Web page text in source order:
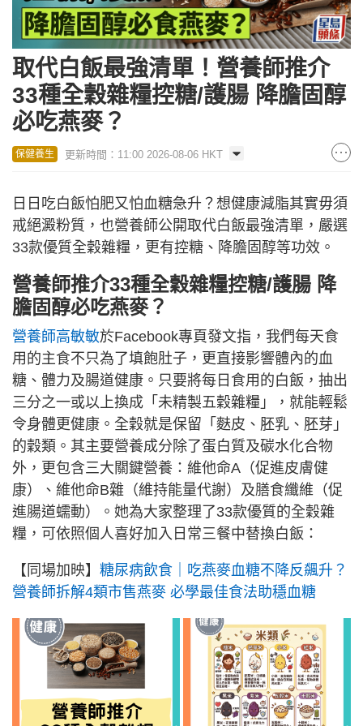
取代白飯最強清單！營養師推介
33種全穀雜糧控糖/護腸 降膽固醇
必吃燕麥？
保健養生 更新時間：11:00 2026-08-06 HKT
日日吃白飯怕肥又怕血糖急升？想健康減脂其實毋須
戒絕澱粉質，也營養師公開取代白飯最強清單，嚴選
33款優質全穀雜糧，更有控糖、降膽固醇等功效。
營養師推介33種全穀雜糧控糖/護腸 降
膽固醇必吃燕麥？
營養師高敏敏於Facebook專頁發文指，我們每天食
用的主食不只為了填飽肚子，更直接影響體內的血
糖、體力及腸道健康。只要將每日食用的白飯，抽出
三分之一或以上換成「未精製五穀雜糧」，就能輕鬆
令身體更健康。全穀就是保留「麩皮、胚乳、胚芽」
的穀類。其主要營養成分除了蛋白質及碳水化合物
外，更包含三大關鍵營養：維他命A（促進皮膚健
康）、維他命B雜（維持能量代謝）及膳食纖維（促
進腸道蠕動）。她為大家整理了33款優質的全穀雜
糧，可依照個人喜好加入日常三餐中替換白飯：
【同場加映】 糖尿病飲食｜吃燕麥血糖不降反飆升？
營養師拆解4類市售燕麥 必學最佳食法助穩血糖